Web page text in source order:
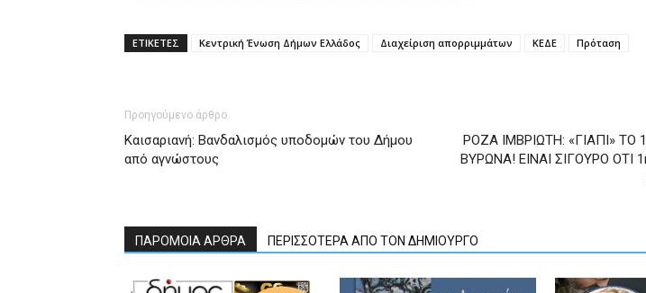
ΕΤΙΚΕΤΕΣ Kεντρική Ένωση Δήμων Ελλάδος Διαχείριση απορριμμάτων ΚΕΔΕ Πρόταση
Προηγούμενο άρθρο
Καισαριανή: Βανδαλισμός υποδομών του Δήμου
από αγνώστους
ΡΟΖΑ ΙΜΒΡΙΩΤΗ: «ΓΙΑΠΙ» ΤΟ
ΒΥΡΩΝΑ! ΕΙΝΑΙ ΣΙΓΟΥΡΟ ΟΤΙ
ΠΑΡΟΜΟΙΑ ΑΡΘΡΑ ΠΕΡΙΣΣΟΤΕΡΑ ΑΠΟ ΤΟΝ ΔΗΜΙΟΥΡΓΟ